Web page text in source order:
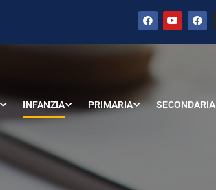
INFANZIA PRIMARIA SECONDARIA